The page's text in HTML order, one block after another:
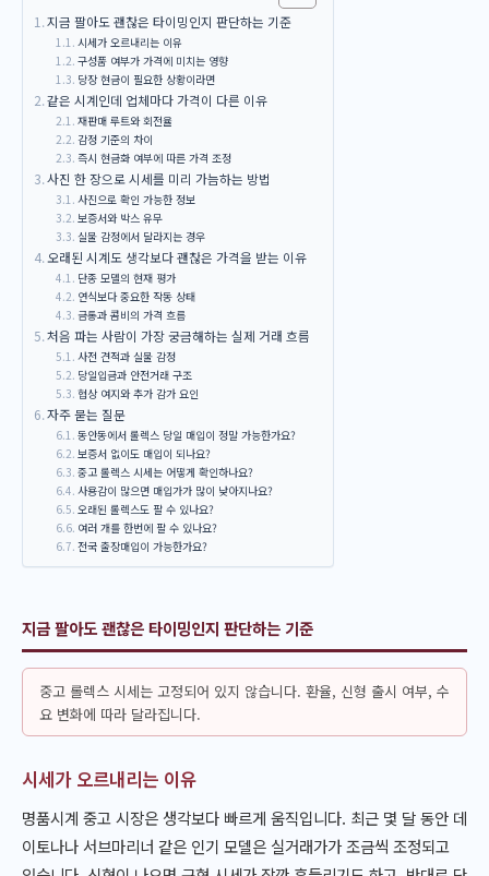
지금 팔아도 괜찮은 타이밍인지 판단하는 기준
시세가 오르내리는 이유
구성품 여부가 가격에 미치는 영향
당장 현금이 필요한 상황이라면
같은 시계인데 업체마다 가격이 다른 이유
재판매 루트와 회전율
감정 기준의 차이
즉시 현금화 여부에 따른 가격 조정
사진 한 장으로 시세를 미리 가늠하는 방법
사진으로 확인 가능한 정보
보증서와 박스 유무
실물 감정에서 달라지는 경우
오래된 시계도 생각보다 괜찮은 가격을 받는 이유
단종 모델의 현재 평가
연식보다 중요한 작동 상태
금통과 콤비의 가격 흐름
처음 파는 사람이 가장 궁금해하는 실제 거래 흐름
사전 견적과 실물 감정
당일입금과 안전거래 구조
협상 여지와 추가 감가 요인
자주 묻는 질문
동안동에서 롤렉스 당일 매입이 정말 가능한가요?
보증서 없이도 매입이 되나요?
중고 롤렉스 시세는 어떻게 확인하나요?
사용감이 많으면 매입가가 많이 낮아지나요?
오래된 롤렉스도 팔 수 있나요?
여러 개를 한번에 팔 수 있나요?
전국 출장매입이 가능한가요?
지금 팔아도 괜찮은 타이밍인지 판단하는 기준
중고 롤렉스 시세는 고정되어 있지 않습니다. 환율, 신형 출시 여부, 수
요 변화에 따라 달라집니다.
시세가 오르내리는 이유
명품시계 중고 시장은 생각보다 빠르게 움직입니다. 최근 몇 달 동안 데
이토나나 서브마리너 같은 인기 모델은 실거래가가 조금씩 조정되고